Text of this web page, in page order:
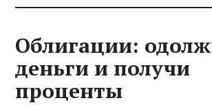
Облигации:
деньги и получи
проценты